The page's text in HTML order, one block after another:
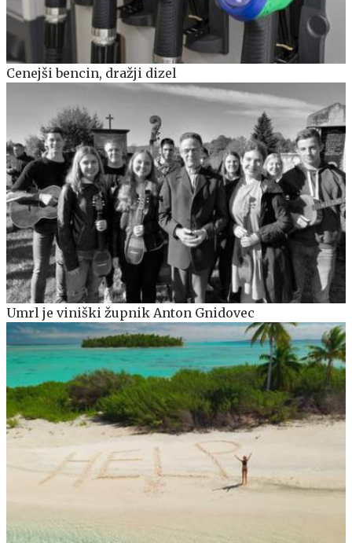
Cenejši bencin, dražji dizel
Umrl je viniški župnik Anton Gnidovec